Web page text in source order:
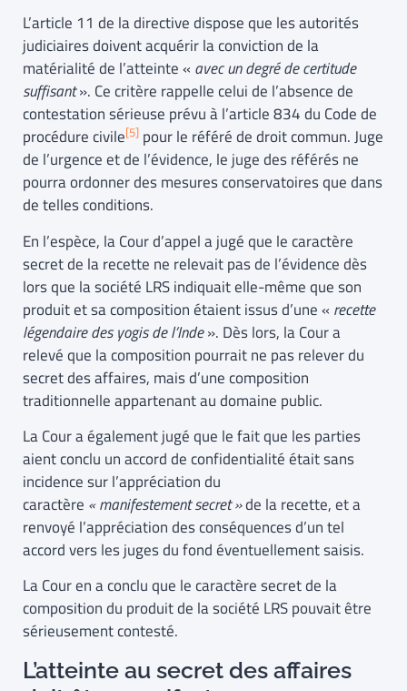
L’article 11 de la directive dispose que les autorités
judiciaires doivent acquérir la conviction de la
matérialité de l’atteinte « avec un degré de certitude
suffisant». Ce critère rappelle celui de l’absence de
contestation sérieuse prévu à l’article 834 du Code de
procédure civile[5] pour le référé de droit commun. Juge
de l’urgence et de l’évidence, le juge des référés ne
pourra ordonner des mesures conservatoires que dans
de telles conditions.
En l’espèce, la Cour d’appel a jugé que le caractère
secret de la recette ne relevait pas de l’évidence dès
lors que la société LRS indiquait elle-même que son
produit et sa composition étaient issus d’une « recette
légendaire des yogis de l’Inde». Dès lors, la Cour a
relevé que la composition pourrait ne pas relever du
secret des affaires, mais d’une composition
traditionnelle appartenant au domaine public.
La Cour a également jugé que le fait que les parties
aient conclu un accord de confidentialité était sans
incidence sur l’appréciation du
caractère « manifestement secret »de la recette, et a
renvoyé l’appréciation des conséquences d’un tel
accord vers les juges du fond éventuellement saisis.
La Cour en a conclu que le caractère secret de la
composition du produit de la société LRS pouvait être
sérieusement contesté.
L’atteinte au secret des affaires